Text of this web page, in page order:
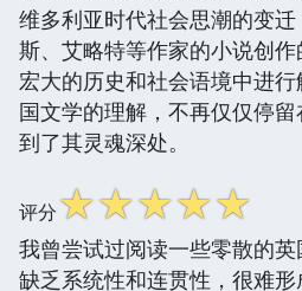
维多利亚时代社会思潮的变
斯、艾略特等作家的小说创
宏大的历史和社会语境中进
国文学的理解，不再仅仅停
到了其灵魂深处。
评分☆☆☆☆☆
我曾尝试过阅读一些零散的
缺乏系统性和连贯性，很难